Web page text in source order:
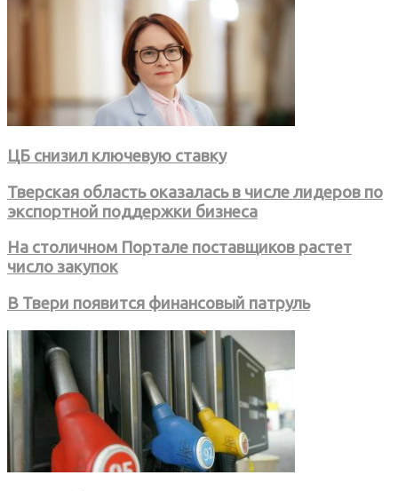
ЦБ снизил ключевую ставку
Тверская область оказалась в числе лидеров по
экспортной поддержки бизнеса
На столичном Портале поставщиков растет
число закупок
В Твери появится финансовый патруль